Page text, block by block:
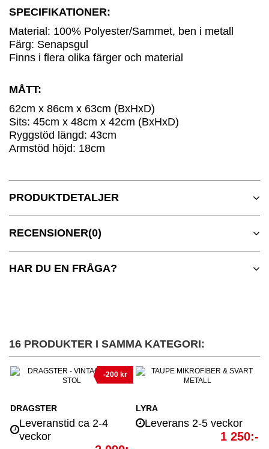
SPECIFIKATIONER:
Material: 100% Polyester/Sammet, ben i metall
Färg: Senapsgul
Finns i flera olika färger och material
MÅTT:
62cm x 86cm x 63cm (BxHxD)
Sits: 45cm x 48cm x 42cm (BxHxD)
Ryggstöd längd: 43cm
Armstöd höjd: 18cm
PRODUKTDETALJER
RECENSIONER(0)
HAR DU EN FRÅGA?
16 PRODUKTER I SAMMA KATEGORI:
-200 kr
ca 2-4 Leverans 2-5 veckor